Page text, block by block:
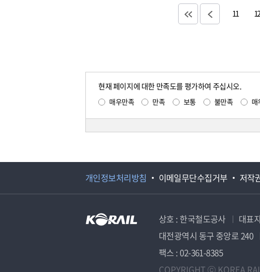
11 12
현재 페이지에 대한 만족도를 평가하여 주십시오.
매우만족 만족 보통 불만족 매
개인정보처리방침 이메일무단수집거부 저작
상호 : 한국철도공사 대표
대전광역시 동구 중앙로 240
팩스 : 02-361-8385
COPYRIGHT ⓒ KOREA